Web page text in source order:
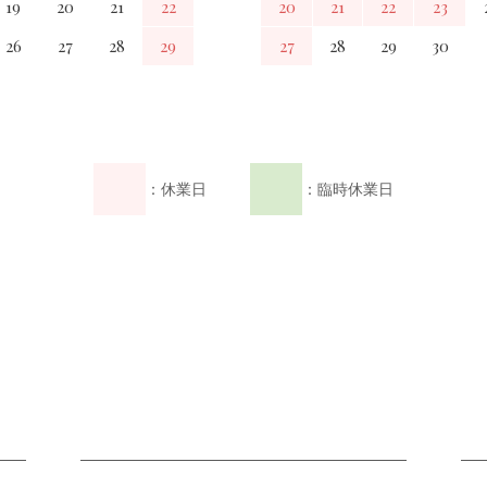
19 20 21
22
26 27 28
29
20
21 22 23
27
28 29 30
：休業日 ：臨時休業日